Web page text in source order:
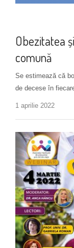
Obezitatea
comună
Se estimează că
de decese în
1 aprilie 2022